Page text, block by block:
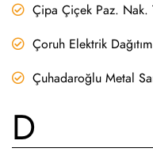
Çipa Çiçek Paz. Nak.
Çoruh Elektrik
Çuhadaroğlu Metal
D